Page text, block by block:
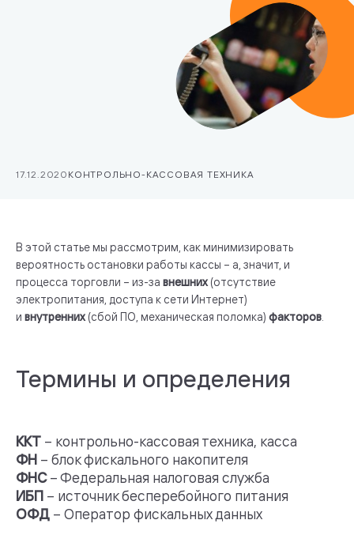
17.12.2020 КОНТРОЛЬНО-КАССОВАЯ ТЕХНИКА
В этой статье мы рассмотрим, как минимизировать
вероятность остановки работы кассы – а, значит, и
процесса торговли – из-за внешних (отсутствие
электропитания, доступа к сети Интернет)
и внутренних (сбой ПО, механическая поломка) факторов
Термины и определения
ККТ – контрольно-кассовая техника, касса
ФН – блок фискального накопителя
ФНС– Федеральная налоговая служба
ИБП – источник бесперебойного питания
ОФД – Оператор фискальных данных